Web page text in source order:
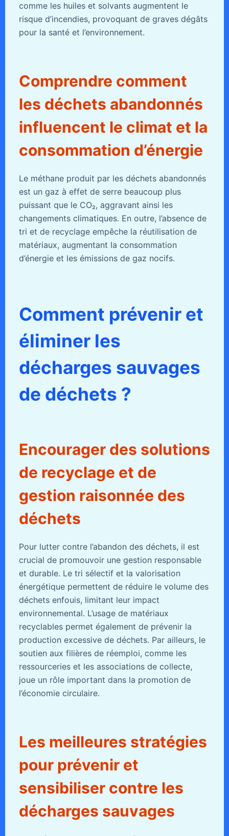
comme les huiles et solvants augmentent le
risque d’incendies, provoquant de graves dégâts
pour la santé et l’environnement.
Comprendre comment
les déchets abandonnés
influencent le climat et la
consommation d’énergie
Le méthane produit par les déchets abandonnés
est un gaz à effet de serre beaucoup plus
puissant que le CO₂, aggravant ainsi les
changements climatiques. En outre, l’absence de
tri et de recyclage empêche la réutilisation de
matériaux, augmentant la consommation
d’énergie et les émissions de gaz nocifs.
Comment prévenir et
éliminer les
décharges sauvages
de déchets ?
Encourager des solutions
de recyclage et de
gestion raisonnée des
déchets
Pour lutter contre l’abandon des déchets, il est
crucial de promouvoir une gestion responsable
et durable. Le tri sélectif et la valorisation
énergétique permettent de réduire le volume des
déchets enfouis, limitant leur impact
environnemental. L’usage de matériaux
recyclables permet également de prévenir la
production excessive de déchets. Par ailleurs, le
soutien aux filières de réemploi, comme les
ressourceries et les associations de collecte,
joue un rôle important dans la promotion de
l’économie circulaire.
Les meilleures stratégies
pour prévenir et
sensibiliser contre les
décharges sauvages